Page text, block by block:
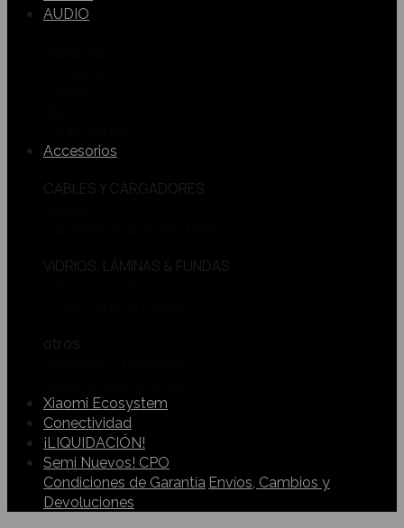
AUDIO
Accesorios
CABLES Y CARGADORES
VIDRIOS, LÁMINAS & FUNDAS
otros
Xiaomi Ecosystem
Conectividad
¡LIQUIDACIÓN!
Semi Nuevos! CPO
Condiciones de Garantía Envíos, Cambios y
Devoluciones